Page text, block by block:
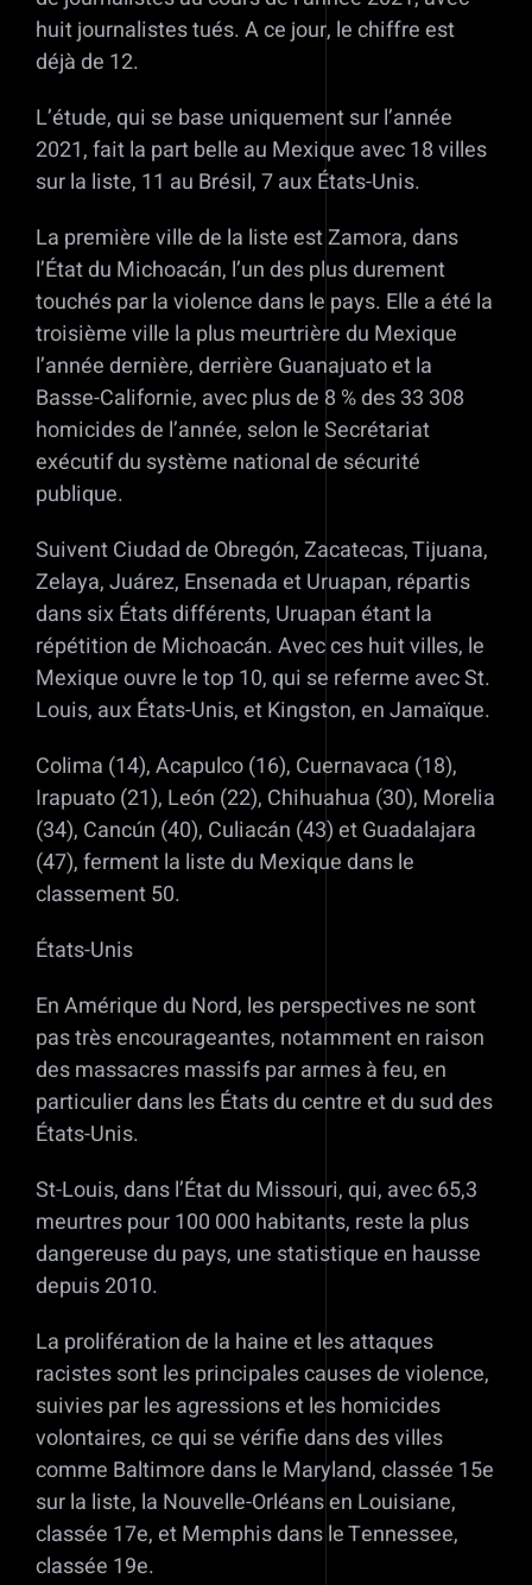
huit journalistes tués. A ce jour, le chiffre est
déjà de 12.
L’étude, qui se base uniquement sur l’année
2021, fait la part belle au Mexique avec 18 villes
sur la liste, 11 au Brésil, 7 aux États-Unis.
La première ville de la liste est Zamora, dans
l’État du Michoacán, l’un des plus durement
touchés par la violence dans le pays. Elle a été la
troisième ville la plus meurtrière du Mexique
l’année dernière, derrière Guanajuato et la
Basse-Californie, avec plus de 8 % des 33 308
homicides de l’année, selon le Secrétariat
exécutif du système national de sécurité
publique.
Suivent Ciudad de Obregón, Zacatecas, Tijuana,
Zelaya, Juárez, Ensenada et Uruapan, répartis
dans six États différents, Uruapan étant la
répétition de Michoacán. Avec ces huit villes, le
Mexique ouvre le top 10, qui se referme avec St.
Louis, aux États-Unis, et Kingston, en Jamaïque.
Colima (14), Acapulco (16), Cuernavaca (18),
Irapuato (21), León (22), Chihuahua (30), Morelia
(34), Cancún (40), Culiacán (43) et Guadalajara
(47), ferment la liste du Mexique dans le
classement 50.
États-Unis
En Amérique du Nord, les perspectives ne sont
pas très encourageantes, notamment en raison
des massacres massifs par armes à feu, en
particulier dans les États du centre et du sud des
États-Unis.
St-Louis, dans l’État du Missouri, qui, avec 65,3
meurtres pour 100 000 habitants, reste la plus
dangereuse du pays, une statistique en hausse
depuis 2010.
La prolifération de la haine et les attaques
racistes sont les principales causes de violence,
suivies par les agressions et les homicides
volontaires, ce qui se vérifie dans des villes
comme Baltimore dans le Maryland, classée 15e
sur la liste, la Nouvelle-Orléans en Louisiane,
classée 17e, et Memphis dans le Tennessee,
classée 19e.